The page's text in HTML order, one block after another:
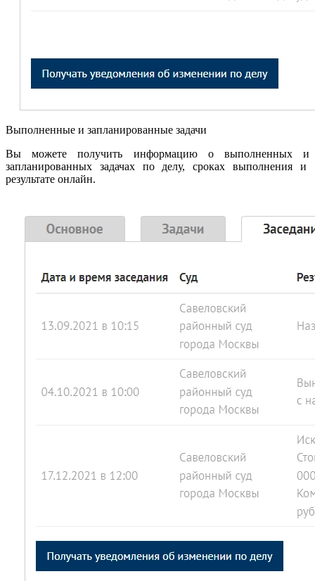
Выполненные и запланированные задачи
Вы можете получить информацию о выполненных и
запланированных задачах по делу, сроках выполнения и
результате онлайн.